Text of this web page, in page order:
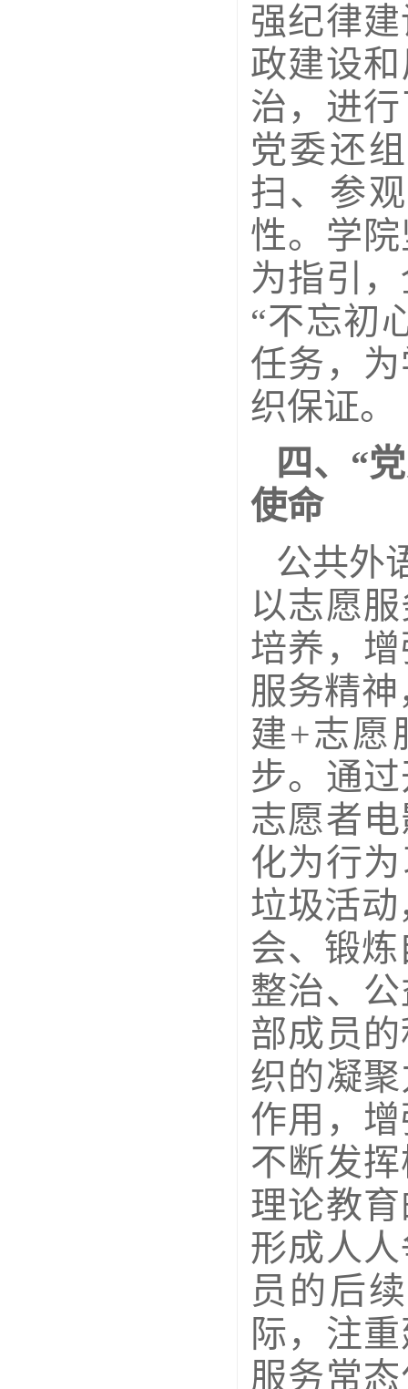
强纪律
政建设
治，进
党委还
扫、参
性。学
为指引
“不忘初
任务，
织保证。
四、“
使命
公共外
以志愿
培养，
服务精
建+志愿
步。通
志愿者
化为行
垃圾活
会、锻
整治、
部成员
织的凝
作用，
不断发
理论教
形成人
员的后
际，注
服务常